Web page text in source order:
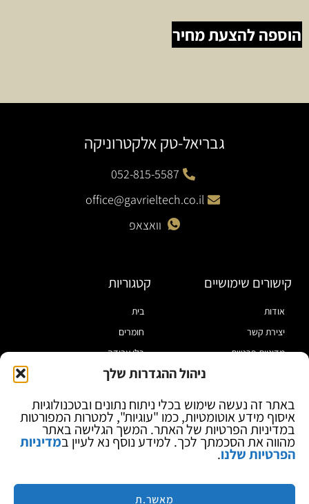
ניהול ההגדרות שלך
באתר זה נעשה שימוש בכלי ניתוח נתונים ובטכנולוגיות
איסוף מידע אוטומטיות, כמו "עוגיות", למטרות המפורטות
במדיניות הפרטיות של האתר. המשך הגלישה באתר
מהווה את הסכמתך לכך. למידע נוסף נא לעיין במדיניות
הפרטיות שלנו.
מאשר.ת
הוספה להצעת מחיר
גבריאל-טק אלקטרוניקה
052-815-5587
office@gavrieltech.co.il
וואצאפ
קישורים שימושיים
אודות
יצירת קשר
מדיניות פרטיות
בלוג
קטגוריות
בית
חומרים
כלי עבודה
מוצרי הלחמה
ספקי כח ומודדים
ציוד אופטי להגדלה
מותגים